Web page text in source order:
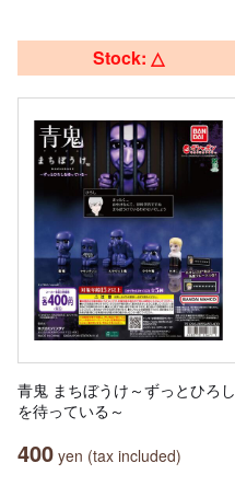
Stock: △
青鬼 まちぼうけ～ずっとひろし
を待っている～
400 yen (tax included)